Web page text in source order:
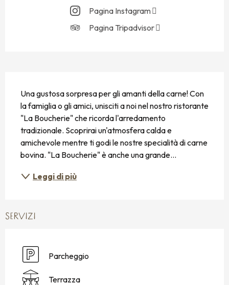
Pagina Instagram
Pagina Tripadvisor
Una gustosa sorpresa per gli amanti della carne! Con
la famiglia o gli amici, unisciti a noi nel nostro ristorante
"La Boucherie" che ricorda l'arredamento
tradizionale. Scoprirai un'atmosfera calda e
amichevole mentre ti godi le nostre specialità di carne
bovina. "La Boucherie" è anche una grande...
Leggi di più
SERVIZI
Parcheggio
Terrazza